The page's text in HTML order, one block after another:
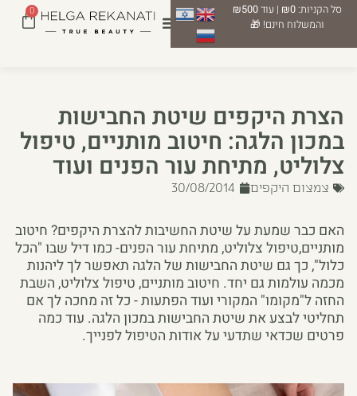
סל הקניות:₪0 | עוד₪500
והמשלוח חינם! 🎁
0
הצרת היקפים שיטת החבישות
במכון הלגה: חיטוב מותניים, טיפול
צלוליט, מתיחת עור הפנים ועוד
צמצום היקפים 30/08/2014
האם כבר שמעת על שיטת החשיבות להצרת היקפים? חיטוב
מותניים,טיפול צלוליט, מתיחת עור הפנים- כמו דיל שבו "הכל
כלול", כך גם שיטת החבישות של הלגה תאפשר לך ליהנות
מכמה עולמות גם יחד. חיטוב מותניים, טיפול צלוליט, השבת
החזה ל"מקומו" המקורי ועוד הפתעות - כל זה מחכה לך אם
תחליטי לבצע את שיטת החבישות במכון הלגה. עוד כמה
פרטים שכדאי שתדעי על אודות הטיפול לפנייך.